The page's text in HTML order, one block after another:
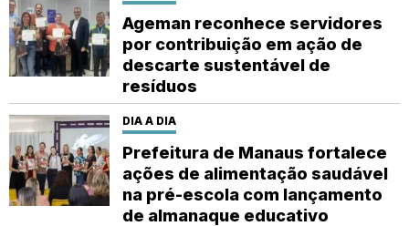
Ageman reconhece servidores
por contribuição em ação de
descarte sustentável de
resíduos
DIA A DIA
Prefeitura de Manaus fortalece
ações de alimentação saudável
na pré-escola com lançamento
de almanaque educativo